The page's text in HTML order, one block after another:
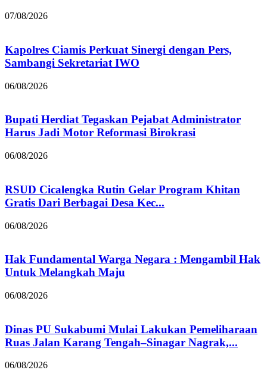
07/08/2026
Kapolres Ciamis Perkuat Sinergi dengan Pers,
Sambangi Sekretariat IWO
06/08/2026
Bupati Herdiat Tegaskan Pejabat Administrator
Harus Jadi Motor Reformasi Birokrasi
06/08/2026
RSUD Cicalengka Rutin Gelar Program Khitan
Gratis Dari Berbagai Desa Kec...
06/08/2026
Hak Fundamental Warga Negara : Mengambil Hak
Untuk Melangkah Maju
06/08/2026
Dinas PU Sukabumi Mulai Lakukan Pemeliharaan
Ruas Jalan Karang Tengah–Sinagar Nagrak,...
06/08/2026